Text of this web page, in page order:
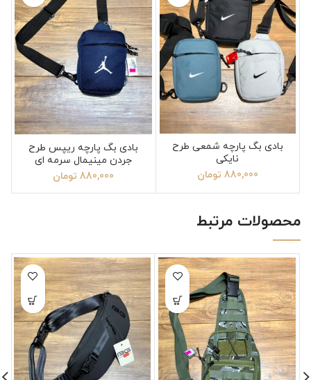
بادی بگ پارچه شمعی طرح
نایکی
880,000 تومان
بادی بگ پارچه ریپس طرح
جردن مینیمال سرمه ای
880,000 تومان
محصولات مرتبط